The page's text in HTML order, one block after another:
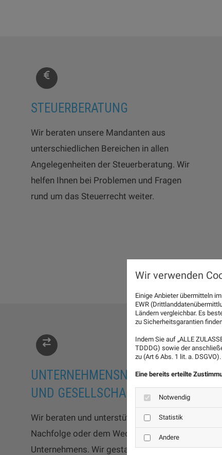
STEUERBERATUNG
Wir beraten unsere Mandanten aus
unterschiedlichen Bereichen in allen
Angelegenheiten der Steuerberatung. Wir
helfen Ihnen bei Problemen und Fragen
rund um das Steuerrecht weiter.
UNTERNEHMENSNACHFOLGE
UND GESELLSCHAFTSWECHSEL
Wir beraten und unterstützen Sie bei der
Nachfolge oder dem Wechsel Ihres
Unternehmens. Wir gestalten die aus der
Wir verwenden
Einige Anbieter übermitteln
EWR
Ländern vergleichbar. Es
zu Sicherheitsgarantien
Indem Sie auf „ALLE
TDDDG) sowie der
zu (Art 6 Abs. 1 lit. a. DSGVO).
Eine bereits erteilte
Notwendig
Statistik
Andere